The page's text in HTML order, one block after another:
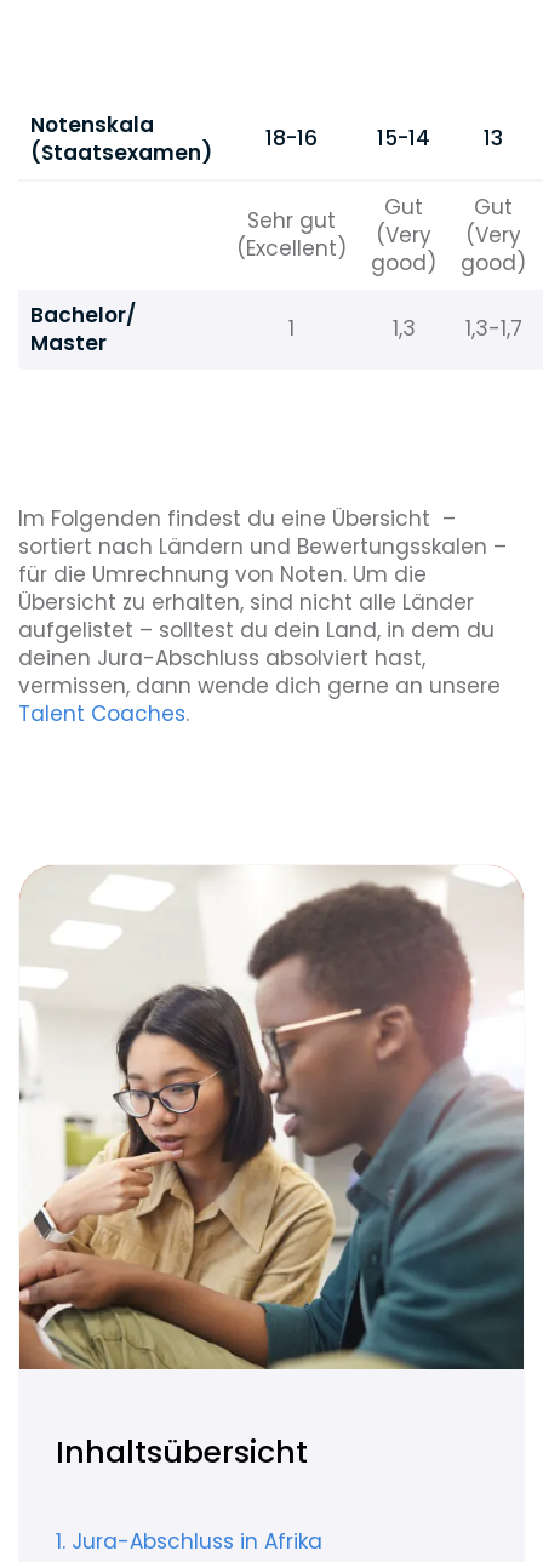
Notenskala
(Staatsexamen)
18-16 15-14 13
Sehr gut
(Excellent)
Gut
(Very
good)
Gut
(Very
good)
Bachelor/
Master
1 1,3 1,3-1,7
Im Folgenden findest du eine Übersicht –
sortiert nach Ländern und Bewertungsskalen –
für die Umrechnung von Noten. Um die
Übersicht zu erhalten, sind nicht alle Länder
aufgelistet – solltest du dein Land, in dem du
deinen Jura-Abschluss absolviert hast,
vermissen, dann wende dich gerne an unsere
Talent Coaches.
Inhaltsübersicht
1. Jura-Abschluss in Afrika